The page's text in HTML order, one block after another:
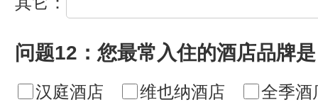
问题12：您最常入住的酒店品牌
汉庭酒店 维也纳酒店
全季酒